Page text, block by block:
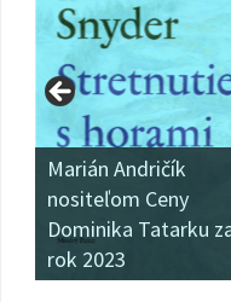
Marián Andričík
nositeľom Ceny
Dominika Tatarku za
rok 2023